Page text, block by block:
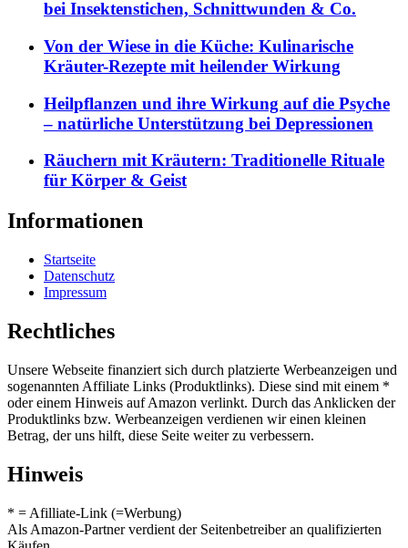
bei Insektenstichen, Schnittwunden & Co.
Von der Wiese in die Küche: Kulinarische
Kräuter-Rezepte mit heilender Wirkung
Heilpflanzen und ihre Wirkung auf die Psyche
– natürliche Unterstützung bei Depressionen
Räuchern mit Kräutern: Traditionelle Rituale
für Körper & Geist
Informationen
Startseite
Datenschutz
Impressum
Rechtliches
Unsere Webseite finanziert sich durch platzierte Werbeanzeigen und
sogenannten Affiliate Links (Produktlinks). Diese sind mit einem *
oder einem Hinweis auf Amazon verlinkt. Durch das Anklicken der
Produktlinks bzw. Werbeanzeigen verdienen wir einen kleinen
Betrag, der uns hilft, diese Seite weiter zu verbessern.
Hinweis
* = Afilliate-Link (=Werbung)
Als Amazon-Partner verdient der Seitenbetreiber an qualifizierten